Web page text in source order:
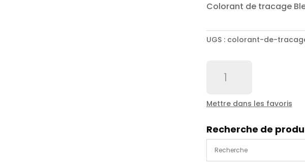
Colorant de tracage
UGS : colorant-de-
de
Bleu
-
pot
de
Mettre dans les favoris
Recherche de